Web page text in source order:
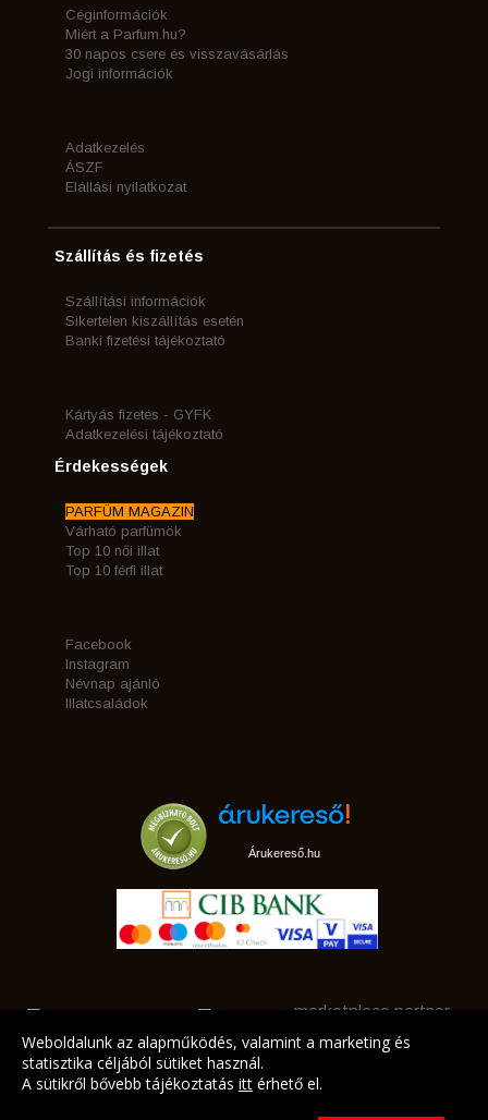
Céginformációk
Miért a Parfum.hu?
30 napos csere és visszavásárlás
Jogi információk
Adatkezelés
ÁSZF
Elállási nyilatkozat
Szállítás és fizetés
Szállítási információk
Sikertelen kiszállítás esetén
Banki fizetési tájékoztató
Kártyás fizetés - GYFK
Adatkezelési tájékoztató
Érdekességek
PARFÜM MAGAZIN
Várható parfümök
Top 10 női illat
Top 10 férfi illat
Facebook
Instagram
Névnap ajánló
Illatcsaládok
Árukereső.hu
marketplace partner
Weboldalunk az alapműködés, valamint a marketing és
statisztika céljából sütiket használ.
A sütikről bővebb tájékoztatás itt érhető el.